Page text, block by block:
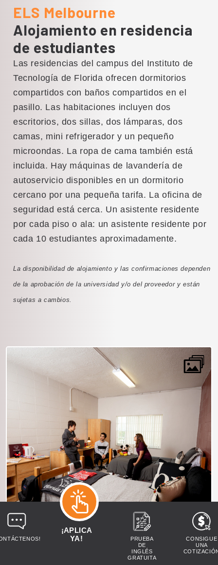
CONSIGUE
UNA
PRUEBA
DE
INGLÉS
GRATUITA
¡APLICA
YA!
ELS Melbourne
Alojamiento en residencia
de estudiantes
Las residencias del campus del Instituto de
Tecnología de Florida ofrecen dormitorios
compartidos con baños compartidos en el
pasillo. Las habitaciones incluyen dos
escritorios, dos sillas, dos lámparas, dos
camas, mini refrigerador y un pequeño
microondas. La ropa de cama también está
incluida. Hay máquinas de lavandería de
autoservicio disponibles en un dormitorio
cercano por una pequeña tarifa. La oficina de
seguridad está cerca. Un asistente residente
por cada piso o ala: un asistente residente por
cada 10 estudiantes aproximadamente.
La disponibilidad de alojamiento y las confirmaciones dependen
de la aprobación de la universidad y/o del proveedor y están
sujetas a cambios.